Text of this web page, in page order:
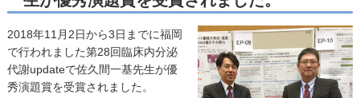
2018年11月2日から3日までに福岡
で行われました第28回臨床内分泌
代謝updateで佐久間一基先生が優
秀演題賞を受賞されました。